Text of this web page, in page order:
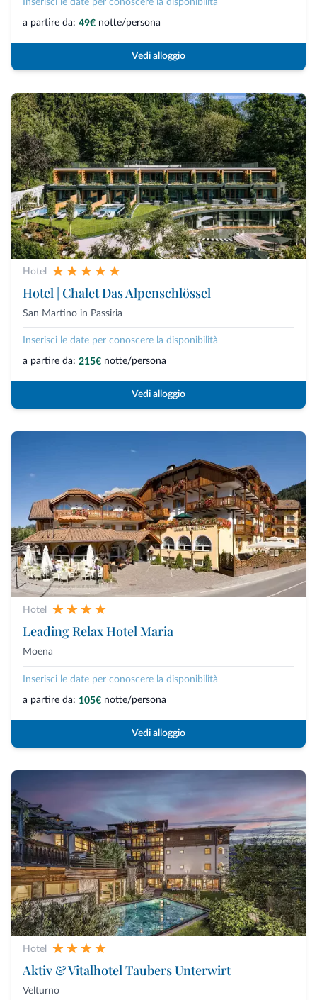
Inserisci le date per conoscere la disponibilità
a partire da: 49€ notte/persona
Vedi alloggio
Hotel
Hotel | Chalet Das Alpenschlössel
San Martino in Passiria
Inserisci le date per conoscere la disponibilità
a partire da: 215€ notte/persona
Vedi alloggio
Hotel
Leading Relax Hotel Maria
Moena
Inserisci le date per conoscere la disponibilità
a partire da: 105€ notte/persona
Vedi alloggio
Hotel
Aktiv & Vitalhotel Taubers Unterwirt
Velturno